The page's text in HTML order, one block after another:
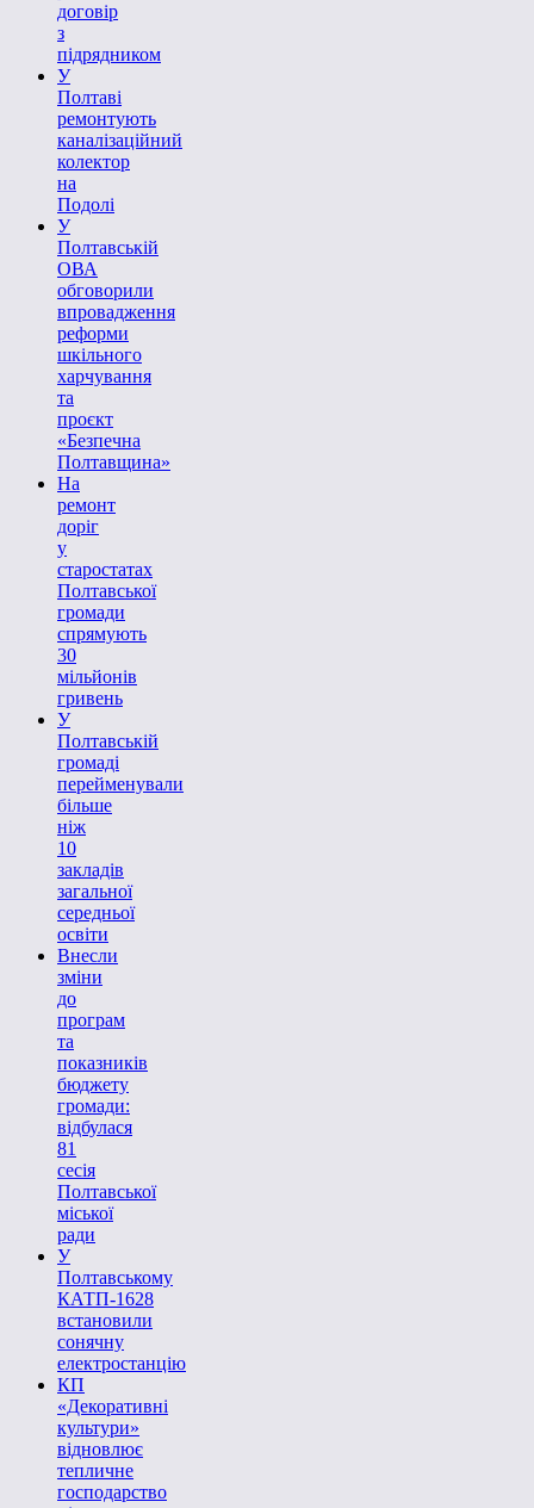
договір
з
підрядником
У
Полтаві
ремонтують
каналізаційний
колектор
на
Подолі
У
Полтавській
ОВА
обговорили
впровадження
реформи
шкільного
харчування
та
проєкт
«Безпечна
Полтавщина»
На
ремонт
доріг
у
старостатах
Полтавської
громади
спрямують
30
мільйонів
гривень
У
Полтавській
громаді
перейменували
більше
ніж
10
закладів
загальної
середньої
освіти
Внесли
зміни
до
програм
та
показників
бюджету
громади:
відбулася
81
сесія
Полтавської
міської
ради
У
Полтавському
КАТП-1628
встановили
сонячну
електростанцію
КП
«Декоративні
культури»
відновлює
тепличне
господарство